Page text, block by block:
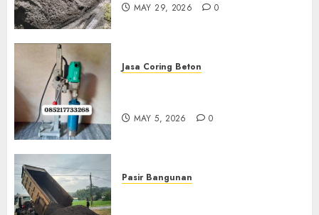
MAY 29, 2026 0
Jasa Coring Beton
MAY 5, 2026 0
Pasir Bangunan